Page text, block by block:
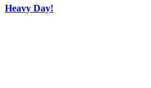
Heavy Day!